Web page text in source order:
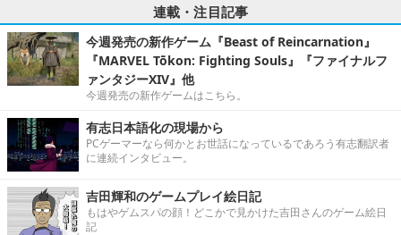
連載・注目記事
今週発売の新作ゲーム『Beast of Reincarnation』
『MARVEL Tōkon: Fighting Souls』『ファイナルフ
ァンタジーXIV』他
今週発売の新作ゲームはこちら。
有志日本語化の現場から
PCゲーマーなら何かとお世話になっているであろう有志翻訳者
に連続インタビュー。
吉田輝和のゲームプレイ絵日記
もはやゲムスパの顔！どこかで見かけた吉田さんのゲーム絵日
記